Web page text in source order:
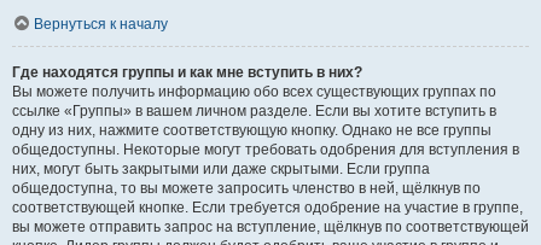
Вернуться к началу
Где находятся группы и как мне вступить в них?
Вы можете получить информацию обо всех существующих группах по
ссылке «Группы» в вашем личном разделе. Если вы хотите вступить в
одну из них, нажмите соответствующую кнопку. Однако не все группы
общедоступны. Некоторые могут требовать одобрения для вступления в
них, могут быть закрытыми или даже скрытыми. Если группа
общедоступна, то вы можете запросить членство в ней, щёлкнув по
соответствующей кнопке. Если требуется одобрение на участие в группе,
вы можете отправить запрос на вступление, щёлкнув по соответствующей